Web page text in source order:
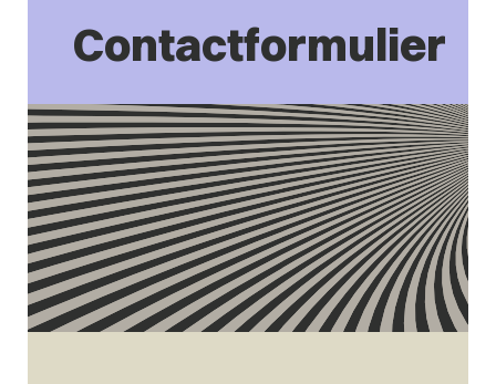
Contactformulier